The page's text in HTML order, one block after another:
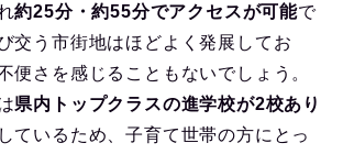
約25分・約55分でアクセスが可能で
交う市街地はほどよく発展してお
便さを感じることもないでしょう。
県内トップクラスの進学校が2校あり
しているため、子育て世帯の方にとっ